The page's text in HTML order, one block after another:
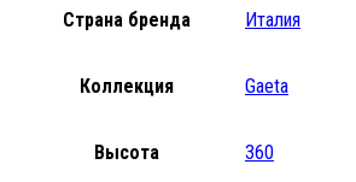
Страна бренда Италия
Коллекция Gaeta
Высота 360